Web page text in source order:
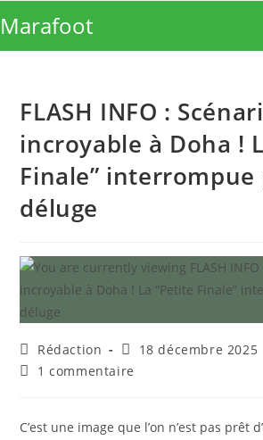
to
content
Marafoot
FLASH INFO :
incroyable à Doha !
Finale” interrompue
déluge
Auteur/autrice
de
Rédaction
Publication
publiée :
18 décembre 2025
Commentaires
publication :
1 commentaire
C’est une image que l’on n’est pas prêt